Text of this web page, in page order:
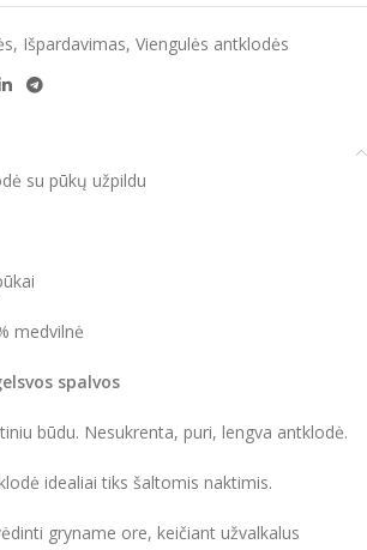
, Išpardavimas, Viengulės antklodės
su pūkų užpildu
medvilnė
spalvos
būdu. Nesukrenta, puri, lengva antklodė.
idealiai tiks šaltomis naktimis.
gryname ore, keičiant užvalkalus